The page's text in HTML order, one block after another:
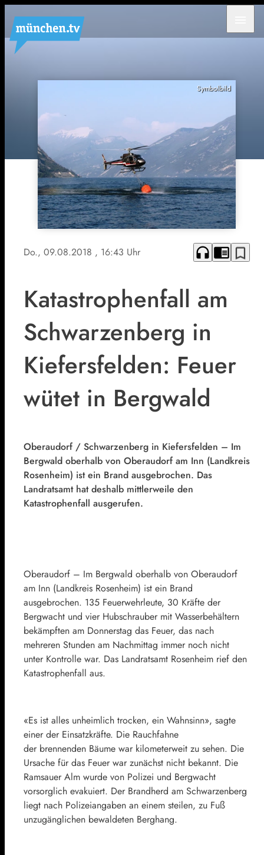
Symbolbild
Do., 09.08.2018 , 16:43 Uhr headphones chrome_reader_mode bookmark_border
Katastrophenfall am
Schwarzenberg in
Kiefersfelden: Feuer
wütet in Bergwald
Oberaudorf / Schwarzenberg in Kiefersfelden – Im
Bergwald oberhalb von Oberaudorf am Inn (Landkreis
Rosenheim) ist ein Brand ausgebrochen. Das
Landratsamt hat deshalb mittlerweile den
Katastrophenfall ausgerufen.
Oberaudorf – Im Bergwald oberhalb von Oberaudorf
am Inn (Landkreis Rosenheim) ist ein Brand
ausgebrochen. 135 Feuerwehrleute, 30 Kräfte der
Bergwacht und vier Hubschrauber mit Wasserbehältern
bekämpften am Donnerstag das Feuer, das nach
mehreren Stunden am Nachmittag immer noch nicht
unter Kontrolle war. Das Landratsamt Rosenheim rief den
Katastrophenfall aus.
«Es ist alles unheimlich trocken, ein Wahnsinn», sagte
einer der Einsatzkräfte. Die Rauchfahne
der brennenden Bäume war kilometerweit zu sehen. Die
Ursache für das Feuer war zunächst nicht bekannt. Die
Ramsauer Alm wurde von Polizei und Bergwacht
vorsorglich evakuiert. Der Brandherd am Schwarzenberg
liegt nach Polizeiangaben an einem steilen, zu Fuß
unzugänglichen bewaldeten Berghang.